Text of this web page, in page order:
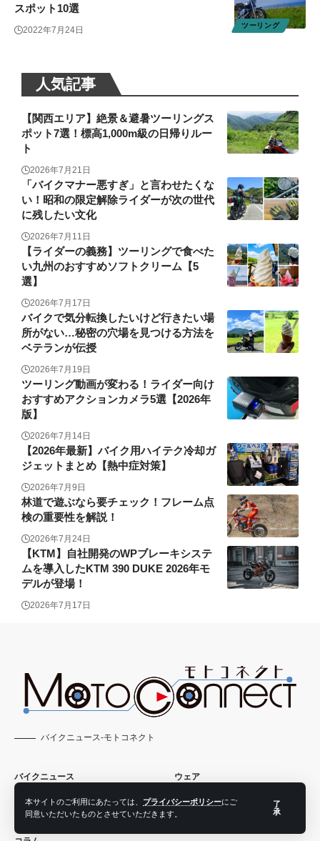
本サイトのご利用にあたっては、 プライバシーポリシーにご
同意いただいたものとさせていただきます。
了
承
ツーリング
スポット10選
2022年7月24日
人気記事
【関西エリア】絶景＆避暑ツーリングス
ポット7選！標高1,000m級の日帰りルー
ト
2026年7月21日
「バイクマナー悪すぎ」と言わせたくな
い！昭和の限定解除ライダーが次の世代
に残したい文化
2026年7月11日
【ライダーの義務】ツーリングで食べた
い九州のおすすめソフトクリーム【5
選】
2026年7月17日
バイクで気分転換したいけど行きたい場
所がない…秘密の穴場を見つける方法を
ベテランが伝授
2026年7月19日
ツーリング動画が変わる！ライダー向け
おすすめアクションカメラ5選【2026年
版】
2026年7月14日
【2026年最新】バイク用ハイテク冷却ガ
ジェットまとめ【熱中症対策】
2026年7月9日
林道で遊ぶなら要チェック！フレーム点
検の重要性を解説！
2026年7月24日
【KTM】自社開発のWPブレーキシステ
ムを導入したKTM 390 DUKE 2026年モ
デルが登場！
2026年7月17日
バイクニュース-モトコネクト
バイクニュース
アイテム
トピックス
ウェア
動画
ツーリング